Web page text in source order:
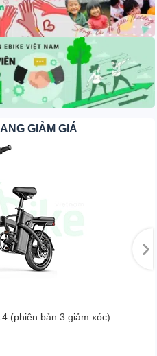
hạn đặc biệt.
những mẫu
hạn đặc biệt với 2 phiên
hoàng phương đông” )
và bàn luận trên nhiều
hội.
GIẢM GIÁ
(phiên bản 3 giảm xóc)